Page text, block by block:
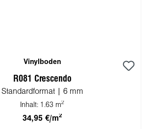
Vinylboden
R081 Crescendo
Standardformat | 6 mm
Inhalt: 1.63 m2
34,95 €/m2